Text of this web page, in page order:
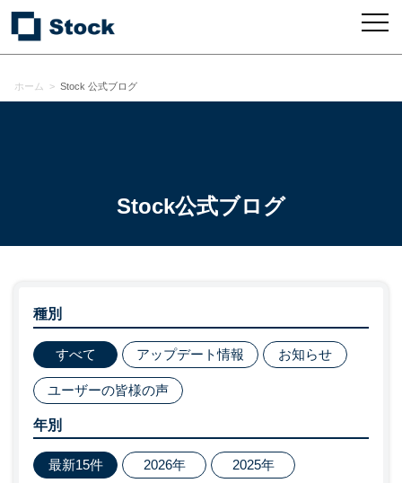
ホーム > Stock 公式ブログ
Stock公式ブログ
種別
すべて アップデート情報 お知らせ
ユーザーの皆様の声
年別
最新15件 2026年 2025年